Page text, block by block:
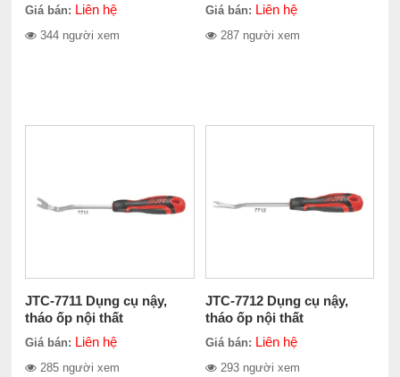
Giá bán: Liên hệ
344 người xem
Giá bán: Liên hệ
287 người xem
JTC-7711 Dụng cụ nậy,
tháo ốp nội thất
Giá bán: Liên hệ
285 người xem
JTC-7712 Dụng cụ nậy,
tháo ốp nội thất
Giá bán: Liên hệ
293 người xem